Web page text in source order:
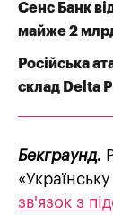
Сенс Банк
майже 2
Російська
склад Delta
Бекграунд.
зв'язок з